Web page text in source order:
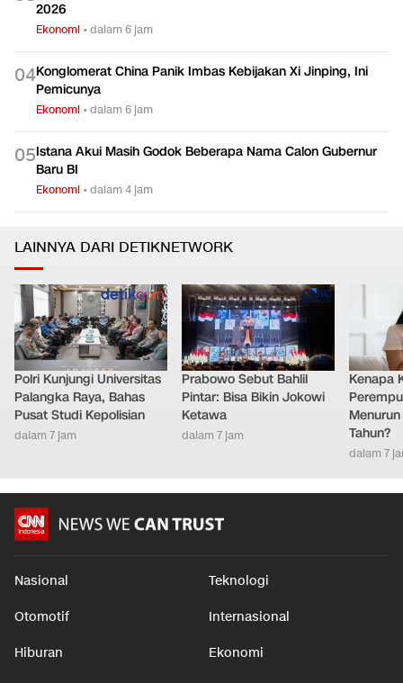
2026
Ekonomi •dalam 6 jam
04Konglomerat China Panik Imbas Kebijakan Xi Jinping, Ini
Pemicunya
Ekonomi •dalam 6 jam
05Istana Akui Masih Godok Beberapa Nama Calon Gubernur
Baru BI
Ekonomi •dalam 4 jam
LAINNYA DARI DETIKNETWORK
Polri Kunjungi Universitas
Palangka Raya, Bahas
Pusat Studi Kepolisian
dalam 7 jam
Prabowo Sebut Bahlil
Pintar: Bisa Bikin Jokowi
Ketawa
dalam 7 jam
Kenapa
Tahun?
dalam 7
Nasional Teknologi
Otomotif Internasional
Hiburan Ekonomi